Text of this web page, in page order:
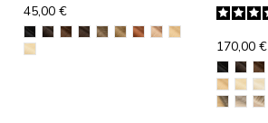
45,00 €
170,00 €